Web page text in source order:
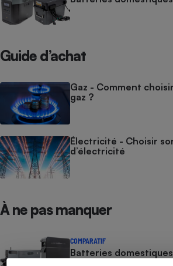
Guide d’achat
Gaz - Comment
gaz ?
Électricité - Choisir
d’électricité
À ne pas manquer
COMPARATIF
Batteries domestiques